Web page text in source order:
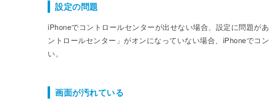
設定の問題
iPhoneでコントロールセンターが出せない場合、設定に問題が
ントロールセンター」がオンになっていない場合、iPhoneでコ
い。
画面が汚れている